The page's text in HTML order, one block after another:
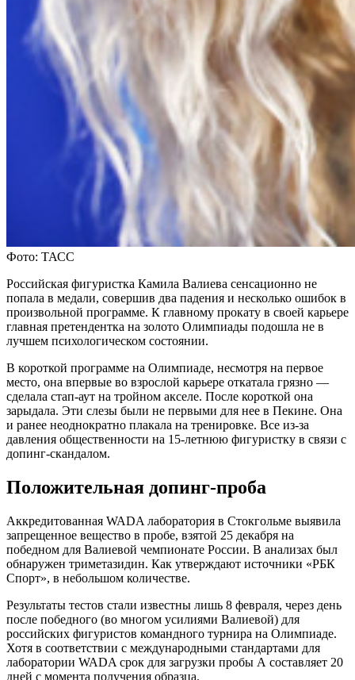
Фото: ТАСС
Российская фигуристка Камила Валиева сенсационно не
попала в медали, совершив два падения и несколько ошибок в
произвольной программе. К главному прокату в своей карьере
главная претендентка на золото Олимпиады подошла не в
лучшем психологическом состоянии.
В короткой программе на Олимпиаде, несмотря на первое
место, она впервые во взрослой карьере откатала грязно —
сделала стап-аут на тройном акселе. После короткой она
зарыдала. Эти слезы были не первыми для нее в Пекине. Она
и ранее неоднократно плакала на тренировке. Все из-за
давления общественности на 15-летнюю фигуристку в связи с
допинг-скандалом.
Положительная допинг-проба
Аккредитованная WADA лаборатория в Стокгольме выявила
запрещенное вещество в пробе, взятой 25 декабря на
победном для Валиевой чемпионате России. В анализах был
обнаружен триметазидин. Как утверждают источники «РБК
Спорт», в небольшом количестве.
Результаты тестов стали известны лишь 8 февраля, через день
после победного (во многом усилиями Валиевой) для
российских фигуристов командного турнира на Олимпиаде.
Хотя в соответствии с международными стандартами для
лаборатории WADA срок для загрузки пробы А составляет 20
дней с момента получения образца.